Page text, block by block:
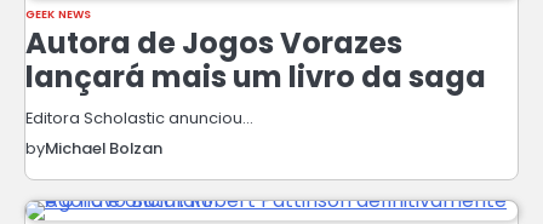
GEEK NEWS
Autora de Jogos Vorazes
lançará mais um livro da saga
Editora Scholastic anunciou…
byMichael Bolzan